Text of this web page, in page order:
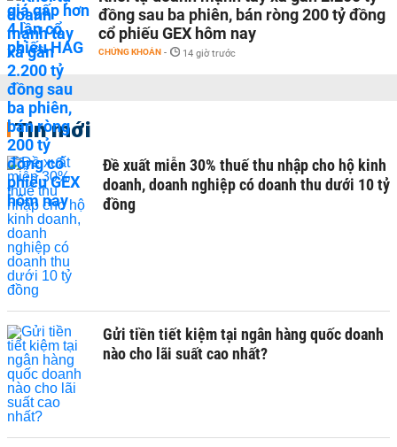
đồng sau ba phiên, bán ròng 200 tỷ đồng
cổ phiếu GEX hôm nay
CHỨNG KHOÁN - 14 giờ trước
Tin mới
Đề xuất miễn 30% thuế thu nhập cho hộ kinh
doanh, doanh nghiệp có doanh thu dưới 10 tỷ
đồng
Gửi tiền tiết kiệm tại ngân hàng quốc doanh
nào cho lãi suất cao nhất?